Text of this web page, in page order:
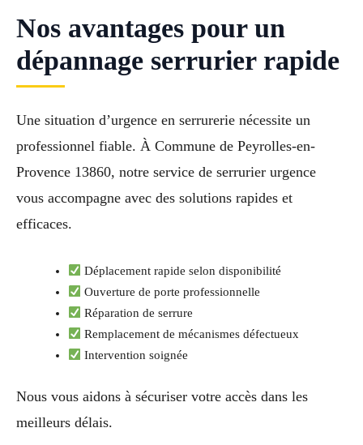
Nos avantages pour un
dépannage serrurier rapide
Une situation d’urgence en serrurerie nécessite un
professionnel fiable. À Commune de Peyrolles-en-
Provence 13860, notre service de serrurier urgence
vous accompagne avec des solutions rapides et
efficaces.
Déplacement rapide selon disponibilité
Ouverture de porte professionnelle
Réparation de serrure
Remplacement de mécanismes défectueux
Intervention soignée
Nous vous aidons à sécuriser votre accès dans les
meilleurs délais.